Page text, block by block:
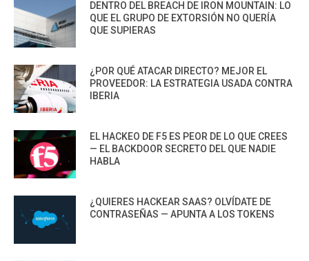
DENTRO DEL BREACH DE IRON MOUNTAIN: LO
QUE EL GRUPO DE EXTORSIÓN NO QUERÍA
QUE SUPIERAS
¿POR QUÉ ATACAR DIRECTO? MEJOR EL
PROVEEDOR: LA ESTRATEGIA USADA CONTRA
IBERIA
EL HACKEO DE F5 ES PEOR DE LO QUE CREES
— EL BACKDOOR SECRETO DEL QUE NADIE
HABLA
¿QUIERES HACKEAR SAAS? OLVÍDATE DE
CONTRASEÑAS — APUNTA A LOS TOKENS